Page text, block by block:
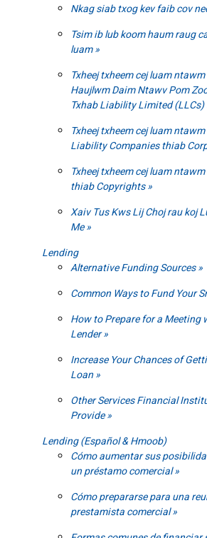
Nkag siab txog kev faib cov
Tsim ib lub koom haum raug
luam
Txheej txheem cej luam ntawm
Haujlwm Daim Ntawv Pom
Txhab Liability Limited (LLCs)
Txheej txheem cej luam
Liability Companies thiab
Txheej txheem cej luam
thiab Copyrights
Xaiv Tus Kws Lij Choj rau koj
Me
Lending
Alternative Funding Sources
Common Ways to Fund Your
How to Prepare for a Meeting
Lender
Increase Your Chances of
Loan
Other Services Financial
Provide
Lending (Español & Hmoob)
Cómo aumentar sus
un préstamo comercial
Cómo prepararse para una
prestamista comercial